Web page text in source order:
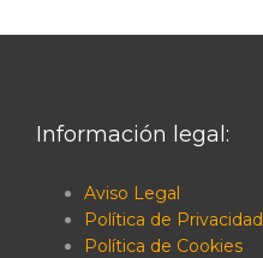
Información legal:
Aviso Legal
Política de Privacidad
Política de Cookies